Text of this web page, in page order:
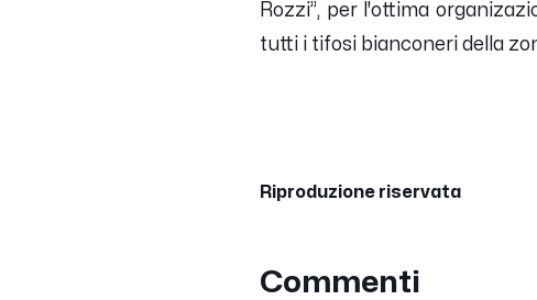
Rozzi”, per l'ottima
tutti i tifosi bianconeri della
Riproduzione riservata
Commenti